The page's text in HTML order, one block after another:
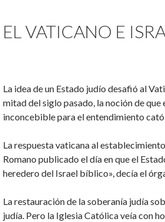
EL VATICANO E
La idea de un Estado judío desafió al
mitad del siglo pasado, la noción de
inconcebible para el entendimiento
La respuesta vaticana al
Romano publicado el día en que el
heredero del Israel bíblico», decía el
La restauración de la soberanía judía
judía. Pero la Iglesia Católica veía con